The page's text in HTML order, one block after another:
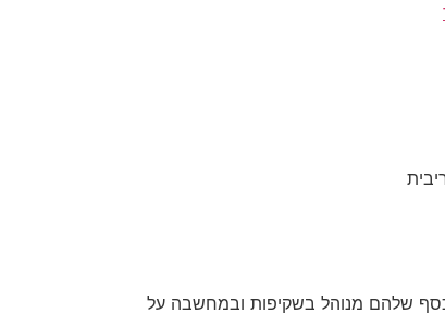
שלהם מנוהל בשקיפות ובמחשבה על